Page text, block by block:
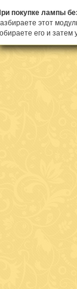
покупке лампы
этот
его и затем